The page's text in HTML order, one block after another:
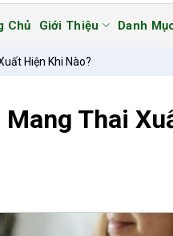
Chủ Giới Thiệu Danh
Hiện Khi Nào?
Thai